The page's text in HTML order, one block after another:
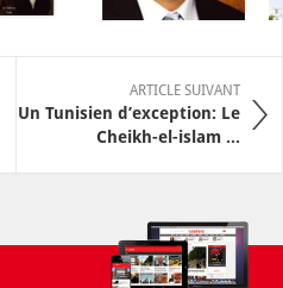
ARTICLE SUIVANT
Un Tunisien d’exception: Le
Cheikh-el-islam ...